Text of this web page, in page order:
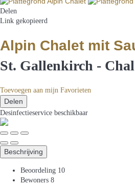
Delen
Link gekopieerd
Alpin Chalet mit
St. Gallenkirch -
Toevoegen aan mijn Favorieten
Delen
Desinfectieservice beschikbaar
Beschrijving
Beoordeling 10
Bewoners 8